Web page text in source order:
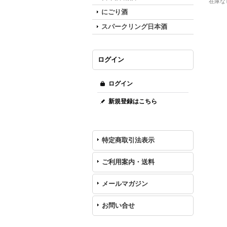
にごり酒
スパークリング日本酒
ログイン
ログイン
新規登録はこちら
特定商取引法表示
ご利用案内・送料
メールマガジン
お問い合せ